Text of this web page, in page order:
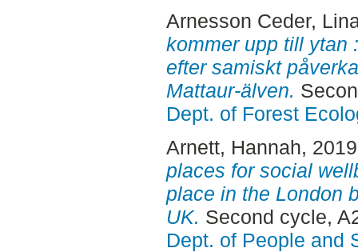
Arnesson Ceder,
kommer upp till ytan
efter samiskt
Mattaur-älven.
Dept. of Forest
Arnett, Hannah,
places for social
place in the London
UK. Second cycle,
Dept. of People and